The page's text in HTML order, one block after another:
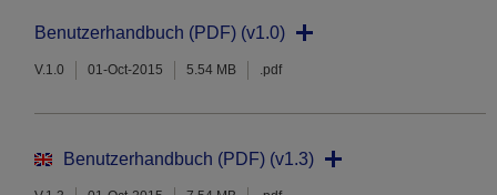
Benutzerhandbuch (PDF) (v1.0)
V.1.0 01-Oct-2015 5.54 MB .pdf
Benutzerhandbuch (PDF) (v1.3)